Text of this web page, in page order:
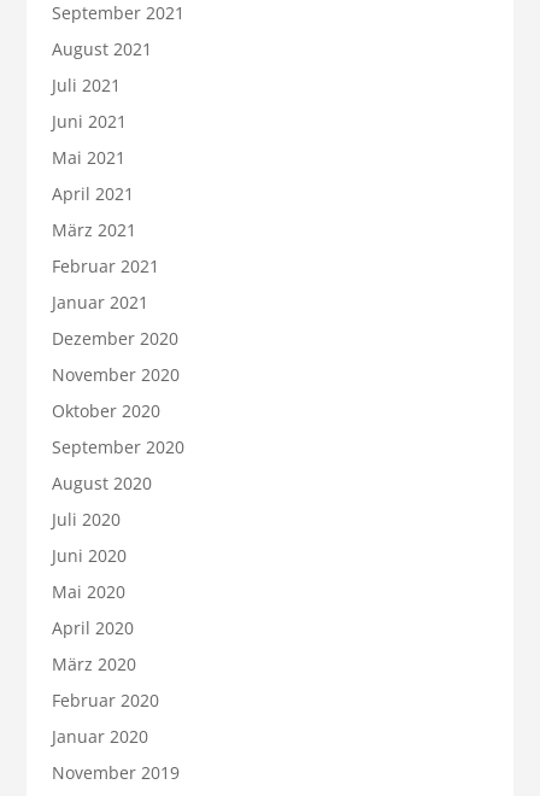
September 2021
August 2021
Juli 2021
Juni 2021
Mai 2021
April 2021
März 2021
Februar 2021
Januar 2021
Dezember 2020
November 2020
Oktober 2020
September 2020
August 2020
Juli 2020
Juni 2020
Mai 2020
April 2020
März 2020
Februar 2020
Januar 2020
November 2019